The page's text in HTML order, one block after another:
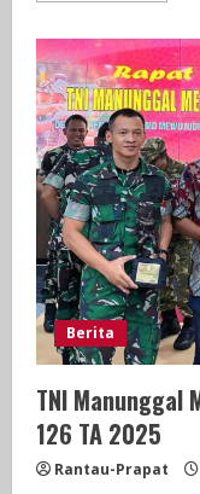
Irigasi
Di
Sudah
Berita
TNI Manunggal
126 TA 2025
Rantau-Prapat